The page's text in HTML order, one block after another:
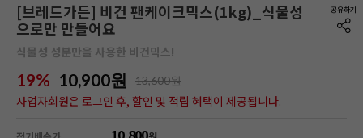
[브레드가든] 비건 팬케이크믹스(1kg)_식물성
으로만 만들어요
식물성 성분만을 사용한 비건믹스!
19% 10,900원 13,600원
사업자회원은 로그인 후, 할인 및 적립 혜택이 제공됩니다.